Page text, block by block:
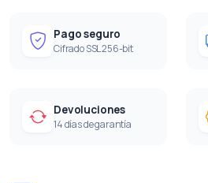
Pago seguro
Cifrado SSL 256-bit
Devoluciones
14 días de garantía